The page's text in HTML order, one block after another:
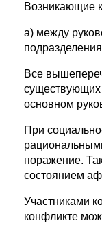
Возникающие
а) между
Все
существующих
основном
При
поражение.
состоянием
Участниками
конфликте